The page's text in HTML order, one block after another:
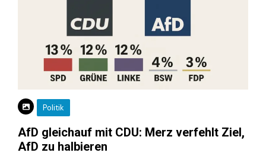
Politik
AfD gleichauf mit CDU: Merz verfehlt Ziel,
AfD zu halbieren